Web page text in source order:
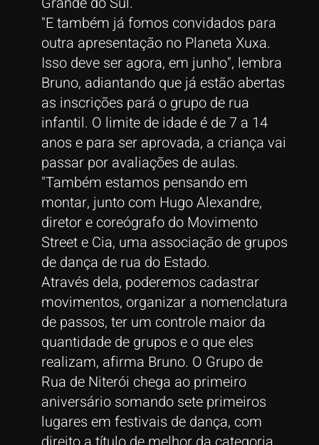
"E também já fomos convidados para
outra apresentação no Planeta Xuxa.
Isso deve ser agora, em junho", lembra
Bruno, adiantando que já estão abertas
as inscrições pará o grupo de rua
infantil. O limite de idade é de 7 a 14
anos e para ser aprovada, a criança vai
passar por avaliações de aulas.
"Também estamos pensando em
montar, junto com Hugo Alexandre,
diretor e coreógrafo do Movimento
Street e Cia, uma associação de grupos
de dança de rua do Estado.
Através dela, poderemos cadastrar
movimentos, organizar a nomenclatura
de passos, ter um controle maior da
quantidade de grupos e o que eles
realizam, afirma Bruno. O Grupo de
Rua de Niterói chega ao primeiro
aniversário somando sete primeiros
lugares em festivais de dança, com